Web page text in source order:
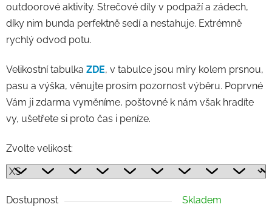
outdoorové aktivity. Strečové díly v podpaží a zádech,
díky nim bunda perfektně sedí a nestahuje. Extrémně
rychlý odvod potu.
Velikostní tabulka ZDE, v tabulce jsou míry kolem prsnou,
pasu a výška, věnujte prosím pozornost výběru. Poprvné
Vám ji zdarma vyměníme, poštovné k nám však hradíte
vy, ušetřete si proto čas i peníze.
Zvolte velikost:
Dostupnost
Skladem